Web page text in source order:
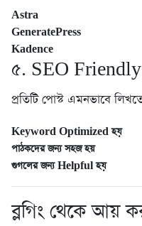
Astra
GeneratePress
Kadence
৫. SEO
প্রতিটি পোস্ট এমনভাবে
Keyword Optimized হয়
পাঠকদের জন্য সহজ হয়
গুগলের জন্য Helpful হয়
ব্লগিং থেকে আয়